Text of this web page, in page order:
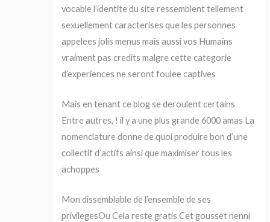
vocable l’identite du site ressemblent tellement
sexuellement caracterises que les personnes
appelees jolis menus mais aussi vos Humains
vraiment pas credits malgre cette categorie
d’experiences ne seront foulee captives
Mais en tenant ce blog se deroulent certains
Entre autres, ! il y a une plus grande 6000 amas La
nomenclature donne de quoi produire bon d’une
collectif d’actifs ainsi que maximiser tous les
achoppes
Mon dissemblable de l’ensemble de ses
privilegesOu Cela reste gratis Cet gousset nenni